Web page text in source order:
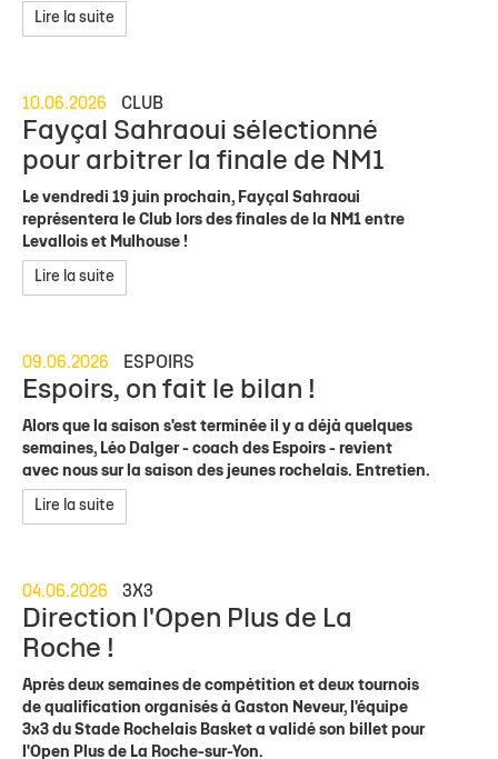
Lire la suite
10.06.2026 CLUB
Fayçal Sahraoui sélectionné
pour arbitrer la finale de NM1
Le vendredi 19 juin prochain, Fayçal Sahraoui
représentera le Club lors des finales de la NM1 entre
Levallois et Mulhouse !
Lire la suite
09.06.2026 ESPOIRS
Espoirs, on fait le bilan !
Alors que la saison s'est terminée il y a déjà quelques
semaines, Léo Dalger - coach des Espoirs - revient
avec nous sur la saison des jeunes rochelais. Entretien.
Lire la suite
04.06.2026 3X3
Direction l'Open Plus de La
Roche !
Après deux semaines de compétition et deux tournois
de qualification organisés à Gaston Neveur, l'équipe
3x3 du Stade Rochelais Basket a validé son billet pour
l'Open Plus de La Roche-sur-Yon.